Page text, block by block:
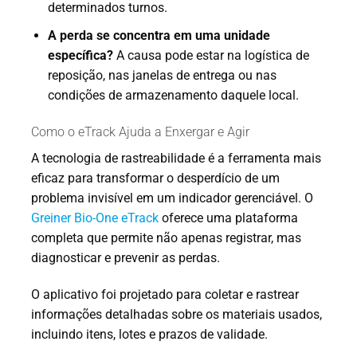
determinados turnos.
A perda se concentra em uma unidade
específica?A causa pode estar na logística de
reposição, nas janelas de entrega ou nas
condições de armazenamento daquele local.
Como o eTrack Ajuda a Enxergar e Agir
A tecnologia de rastreabilidade é a ferramenta mais
eficaz para transformar o desperdício de um
problema invisível em um indicador gerenciável. O
Greiner Bio-One eTrack oferece uma plataforma
completa que permite não apenas registrar, mas
diagnosticar e prevenir as perdas.
O aplicativo foi projetado para coletar e rastrear
informações detalhadas sobre os materiais usados,
incluindo itens, lotes e prazos de validade.